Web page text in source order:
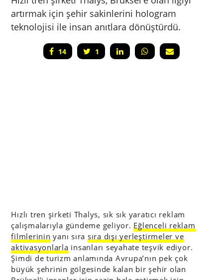
artırmak için şehir sakinlerini hologram
teknolojisi ile insan anıtlara dönüştürdü.
14 1
Hızlı tren şirketi Thalys, sık sık yaratıcı reklam
çalışmalarıyla gündeme geliyor. Eğlenceli reklam
filmlerinin yanı sıra sıra dışı yerleştirmeler ve
aktivasyonlarla insanları seyahate teşvik ediyor.
Şimdi de turizm anlamında Avrupa’nın pek çok
büyük şehrinin gölgesinde kalan bir şehir olan